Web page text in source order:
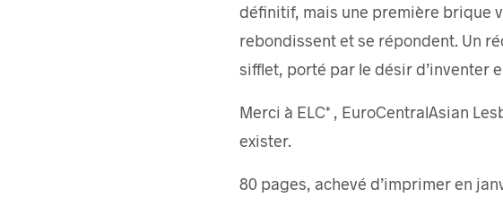
définitif, mais une première brique
rebondissent et se répondent. Un
sifflet, porté par le désir d’inventer
Merci à ELC* , EuroCentralAsian
exister.
80 pages, achevé d’imprimer en